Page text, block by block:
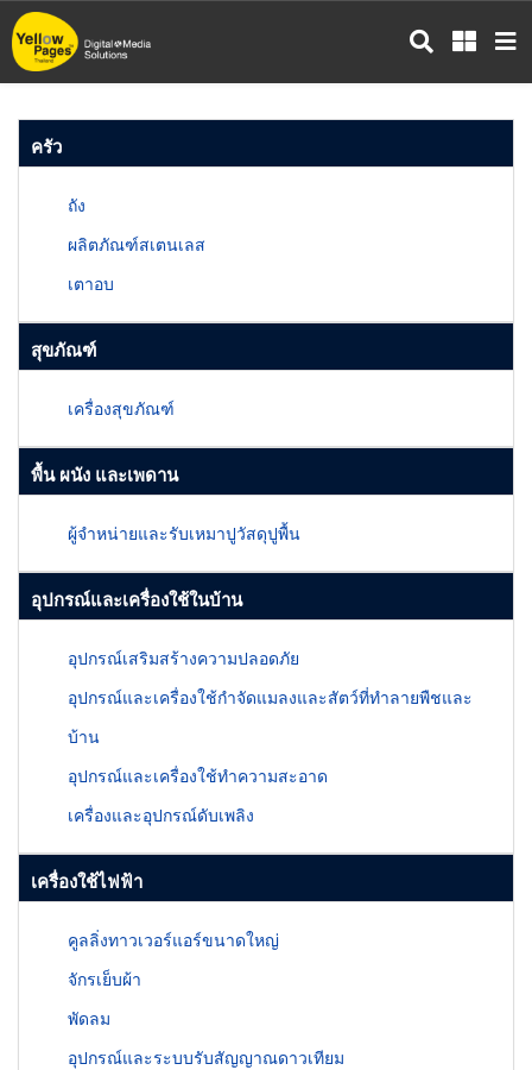
ข้าม
ไป
ครัว
ถัง
ผลิตภัณฑ์สเตนเลส
เตาอบ
สุขภัณฑ์
เครื่องสุขภัณฑ์
พื้น ผนัง และเพดาน
ผู้จำหน่ายและรับเหมาปูวัสดุปูพื้น
อุปกรณ์และเครื่องใช้ในบ้าน
อุปกรณ์เสริมสร้างความปลอดภัย
อุปกรณ์และเครื่องใช้กำจัดแมลงและสัตว์ที่ทำลายพืชและ
บ้าน
อุปกรณ์และเครื่องใช้ทำความสะอาด
เครื่องและอุปกรณ์ดับเพลิง
เครื่องใช้ไฟฟ้า
คูลลิ่งทาวเวอร์แอร์ขนาดใหญ่
จักรเย็บผ้า
พัดลม
อุปกรณ์และระบบรับสัญญาณดาวเทียม